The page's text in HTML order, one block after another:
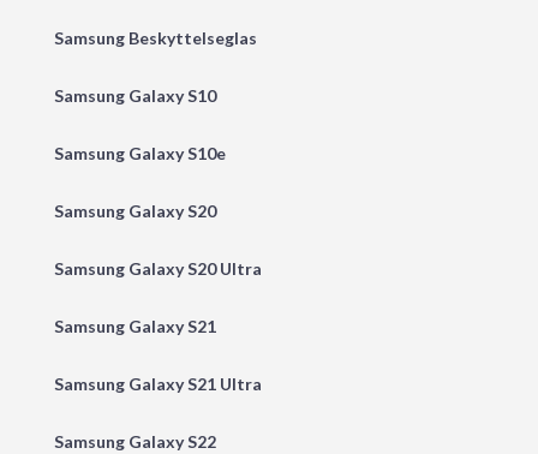
Samsung Beskyttelseglas
Samsung Galaxy S10
Samsung Galaxy S10e
Samsung Galaxy S20
Samsung Galaxy S20 Ultra
Samsung Galaxy S21
Samsung Galaxy S21 Ultra
Samsung Galaxy S22